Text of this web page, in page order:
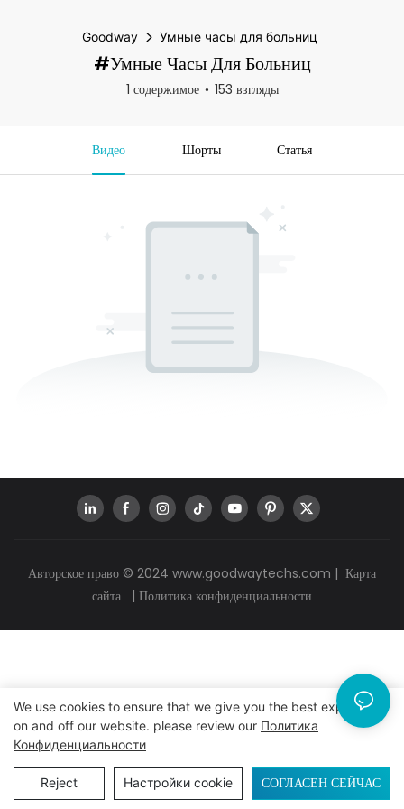
Goodway Умные часы для больниц
#Умные Часы Для Больниц
1 содержимое 153 взгляды
Видео Шорты Статья
Авторское право © 2024 www.goodwaytechs.com | Карта
сайта
| Политика конфиденциальности
We use cookies to ensure that we give you the best experience
on and off our website. please review our Политика
Конфиденциальности
Reject Настройки cookie СОГЛАСЕН СЕЙЧАС